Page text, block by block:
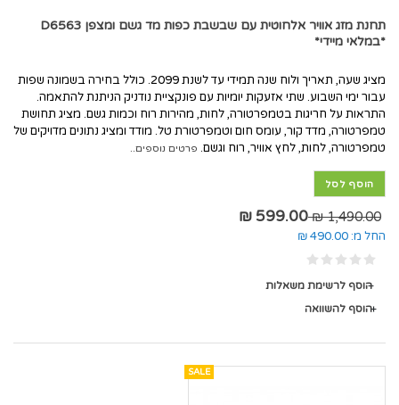
תחנת מזג אוויר אלחוטית עם שבשבת כפות מד גשם ומצפן D6563
*במלאי מיידי*
מציג שעה, תאריך ולוח שנה תמידי עד לשנת 2099. כולל בחירה בשמונה שפות
עבור ימי השבוע. שתי אזעקות יומיות עם פונקציית נודניק הניתנת להתאמה.
התראות על חריגות בטמפרטורה, לחות, מהירות רוח וכמות גשם. מציג תחושת
טמפרטורה, מדד קור, עומס חום וטמפרטורת טל. מודד ומציג נתונים מדויקים של
טמפרטורה, לחות, לחץ אוויר, רוח וגשם. פרטים נוספים..
הוסף לסל
1,490.00 ₪
599.00 ₪
החל מ: 490.00 ₪
הוסף לרשימת משאלות
הוסף להשוואה
SALE